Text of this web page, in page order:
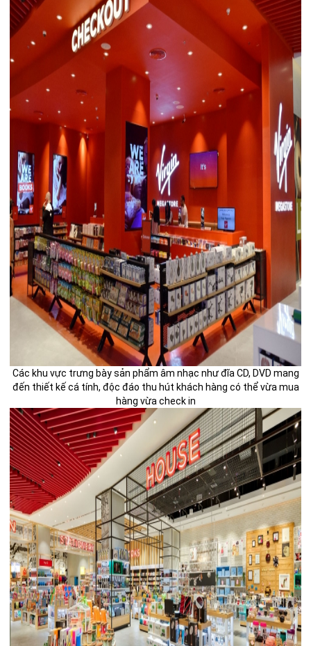
Các khu vực trưng bày sản phẩm âm nhạc như đĩa CD, DVD mang
đến thiết kế cá tính, độc đáo thu hút khách hàng có thể vừa mua
hàng vừa check in